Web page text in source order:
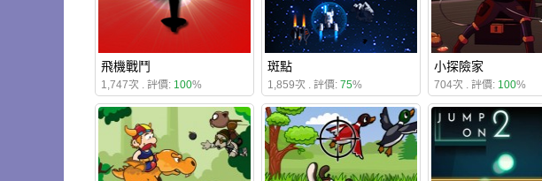
飛機戰鬥
1,747次 . 評價: 100%
斑點
1,859次 . 評價: 75%
小探險家
704次 . 評價: 100%